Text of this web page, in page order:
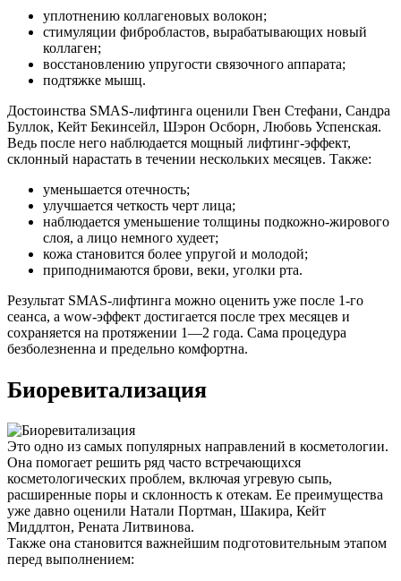
уплотнению коллагеновых волокон;
стимуляции фибробластов, вырабатывающих новый
коллаген;
восстановлению упругости связочного аппарата;
подтяжке мышц.
Достоинства SMAS-лифтинга оценили Гвен Стефани, Сандра
Буллок, Кейт Бекинсейл, Шэрон Осборн, Любовь Успенская.
Ведь после него наблюдается мощный лифтинг-эффект,
склонный нарастать в течении нескольких месяцев. Также:
уменьшается отечность;
улучшается четкость черт лица;
наблюдается уменьшение толщины подкожно-жирового
слоя, а лицо немного худеет;
кожа становится более упругой и молодой;
приподнимаются брови, веки, уголки рта.
Результат SMAS-лифтинга можно оценить уже после 1-го
сеанса, а wow-эффект достигается после трех месяцев и
сохраняется на протяжении 1—2 года. Сама процедура
безболезненна и предельно комфортна.
Биоревитализация
Это одно из самых популярных направлений в косметологии.
Она помогает решить ряд часто встречающихся
косметологических проблем, включая угревую сыпь,
расширенные поры и склонность к отекам. Ее преимущества
уже давно оценили Натали Портман, Шакира, Кейт
Миддлтон, Рената Литвинова.
Также она становится важнейшим подготовительным этапом
перед выполнением: